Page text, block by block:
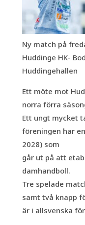
Ny match på
Huddinge HK-
Huddingehallen
Ett möte mot
norra förra
Ett ungt mycket
föreningen har
2028) som
går ut på att
damhandboll.
Tre spelade
samt två knapp
är i allsvenska